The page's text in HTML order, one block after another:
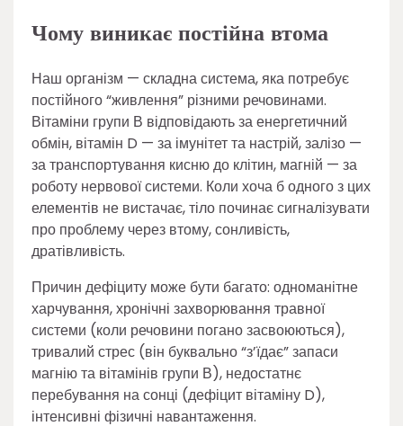
Чому виникає постійна втома
Наш організм — складна система, яка потребує
постійного “живлення” різними речовинами.
Вітаміни групи В відповідають за енергетичний
обмін, вітамін D — за імунітет та настрій, залізо —
за транспортування кисню до клітин, магній — за
роботу нервової системи. Коли хоча б одного з цих
елементів не вистачає, тіло починає сигналізувати
про проблему через втому, сонливість,
дратівливість.
Причин дефіциту може бути багато: одноманітне
харчування, хронічні захворювання травної
системи (коли речовини погано засвоюються),
тривалий стрес (він буквально “з’їдає” запаси
магнію та вітамінів групи В), недостатнє
перебування на сонці (дефіцит вітаміну D),
інтенсивні фізичні навантаження.